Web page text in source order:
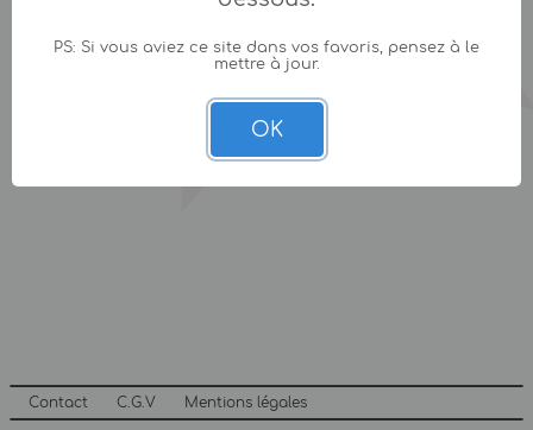
Contact C.G.V Mentions légales
PS: Si vous aviez ce site dans vos favoris, pensez à le
mettre à jour.
OK